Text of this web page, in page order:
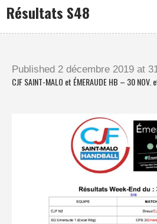
Résultats S48
Published 2 décembre 2019 at
CJF SAINT-MALO et ÉMERAUDE HB – 30 NOV.